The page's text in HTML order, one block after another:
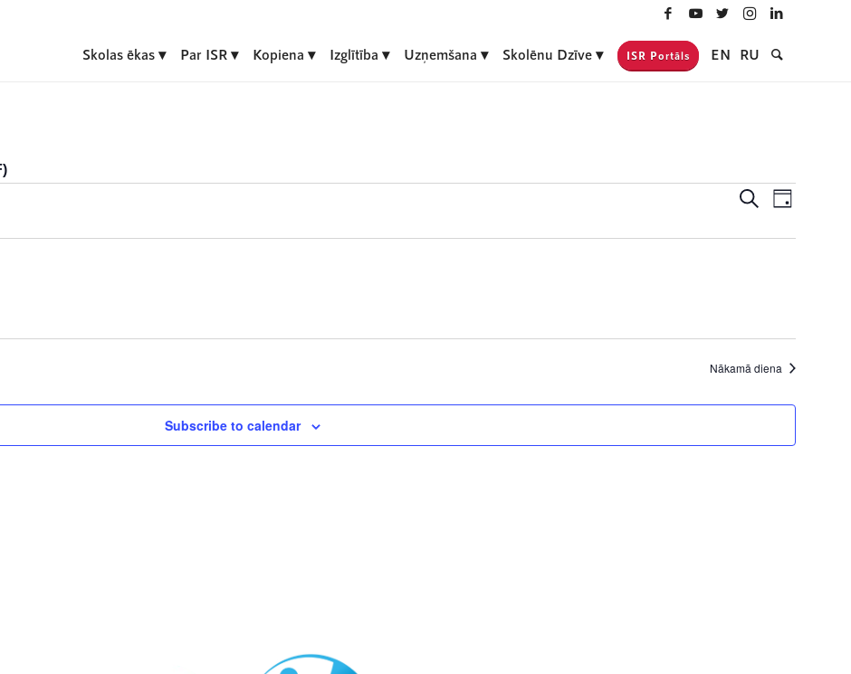
Skolas ēkas Par ISR Kopiena Izglītība Uzņemšana Skolēnu Dzīve ISR Portāls EN RU
Notikumi
MeklētEvent
Views
Day
Nākamā diena
Subscribe to calendar